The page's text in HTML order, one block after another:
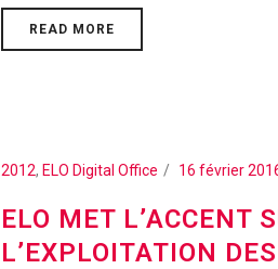
READ MORE
2012, ELO Digital Office 16 février
ELO MET L’ACCENT
L’EXPLOITATION DES